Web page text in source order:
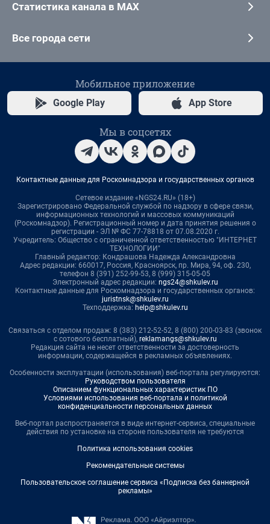
Статистика канала в MAX
Все города сети
Мобильное приложение
Google Play App Store
Мы в соцсетях
Контактные данные для Роскомнадзора и государственных органов
Сетевое издание «NGS24.RU» (18+)
Зарегистрировано Федеральной службой по надзору в сфере связи,
информационных технологий и массовых коммуникаций
(Роскомнадзор). Регистрационный номер и дата принятия решения о
регистрации - ЭЛ № ФС 77-78818 от 07.08.2020 г.
Учредитель: Общество с ограниченной ответственностью "ИНТЕРНЕТ
ТЕХНОЛОГИИ"
Главный редактор: Кондрашова Надежда Александровна
Адрес редакции: 660017, Россия, Красноярск, пр. Мира, 94, оф. 230,
телефон 8 (391) 252-99-53, 8 (999) 315-05-05
Электронный адрес редакции: ngs24@shkulev.ru
Контактные данные для Роскомнадзора и государственных органов:
juristnsk@shkulev.ru
Техподдержка: help@shkulev.ru
Связаться с отделом продаж: 8 (383) 212-52-52, 8 (800) 200-03-83 (звонок
с сотового бесплатный), reklamangs@shkulev.ru
Редакция сайта не несет ответственности за достоверность
информации, содержащейся в рекламных объявлениях.
Особенности эксплуатации (использования) веб-портала регулируются:
Руководством пользователя
Описанием функциональных характеристик ПО
Условиями использования веб-портала и политикой
конфиденциальности персональных данных
Веб-портал распространяется в виде интернет-сервиса, специальные
действия по установке на стороне пользователя не требуются
Политика использования cookies
Рекомендательные системы
Пользовательское соглашение сервиса «Подписка без баннерной
рекламы»